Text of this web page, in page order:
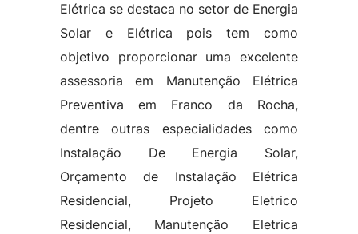
Elétrica se destaca no setor de Energia
Solar e Elétrica pois tem como
objetivo proporcionar uma excelente
assessoria em Manutenção Elétrica
Preventiva em Franco da Rocha,
dentre outras especialidades como
Instalação De Energia Solar,
Orçamento de Instalação Elétrica
Residencial, Projeto Eletrico
Residencial, Manutenção Eletrica